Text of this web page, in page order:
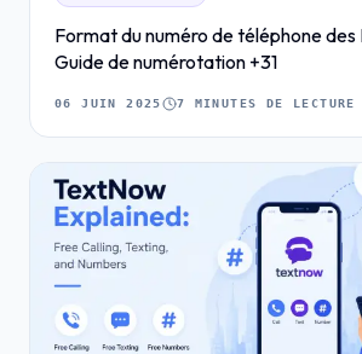
Format du numéro de téléphone des
Guide de numérotation +31
06 JUIN 2025 7 MINUTES DE LECTURE